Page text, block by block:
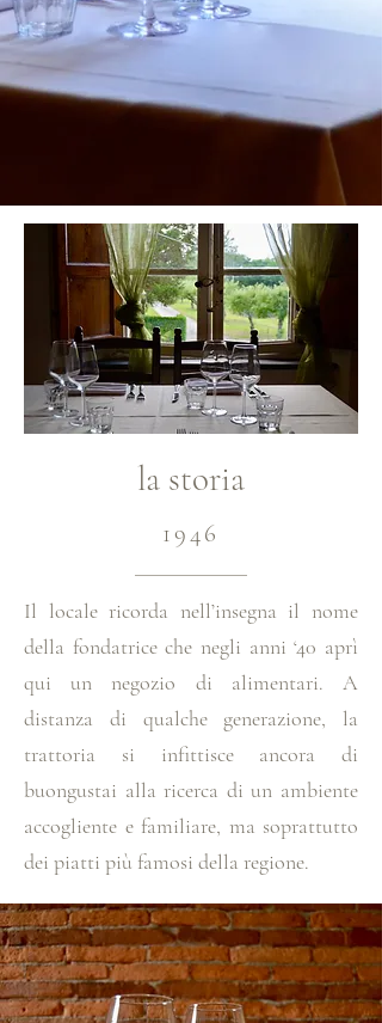
la storia
1946
Il locale ricorda nell’insegna il nome
della fondatrice che negli anni ‘40 aprì
qui un negozio di alimentari. A
distanza di qualche generazione, la
trattoria si infittisce ancora di
buongustai alla ricerca di un ambiente
accogliente e familiare, ma soprattutto
dei piatti più famosi della regione.